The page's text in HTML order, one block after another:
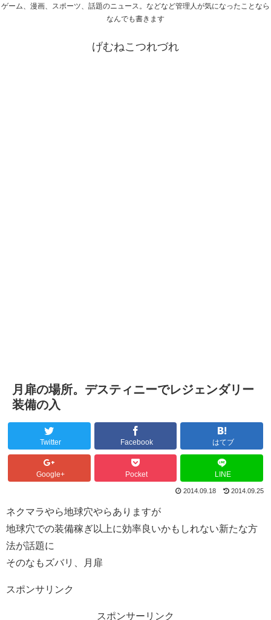
ゲーム、漫画、スポーツ、話題のニュース。などなど管理人が気になったことなら
なんでも書きます
げむねこつれづれ
月扉の場所。デスティニーでレジェンダリー
装備の入
Twitter Facebook はてブ
Google+ Pocket LINE
2014.09.18 2014.09.25
ネクマラやら地球穴やらありますが
地球穴での装備稼ぎ以上に効率良いかもしれない新たな方
法が話題に
そのなもズバリ、月扉
スポンサリンク
スポンサーリンク